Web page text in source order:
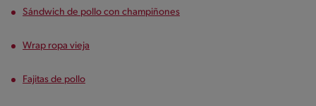
Sándwich de pollo con champiñones
Wrap ropa vieja
Fajitas de pollo